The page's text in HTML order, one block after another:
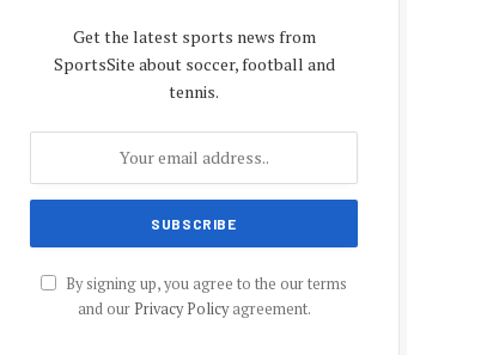
Get the latest sports news from
SportsSite about soccer, football and
tennis.
By signing up, you agree to the our terms
and our Privacy Policyagreement.